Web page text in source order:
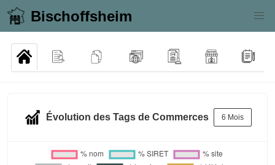
Bischoffsheim
Évolution des Tags de Commerces 6 Mois